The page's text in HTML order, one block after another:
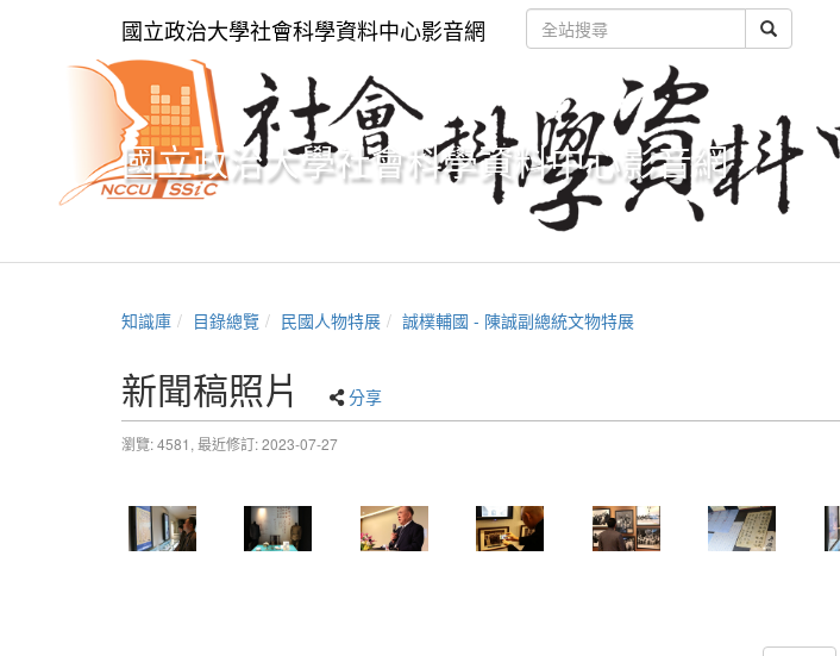
國立政治大學社會科學資料中心影音網
國立政治大學社會科學資料中心影音網
知識庫 目錄總覽 民國人物特展 誠樸輔國 - 陳誠副總統文物特展
新聞稿照片 分享
瀏覽: 4581, 最近修訂: 2023-07-27